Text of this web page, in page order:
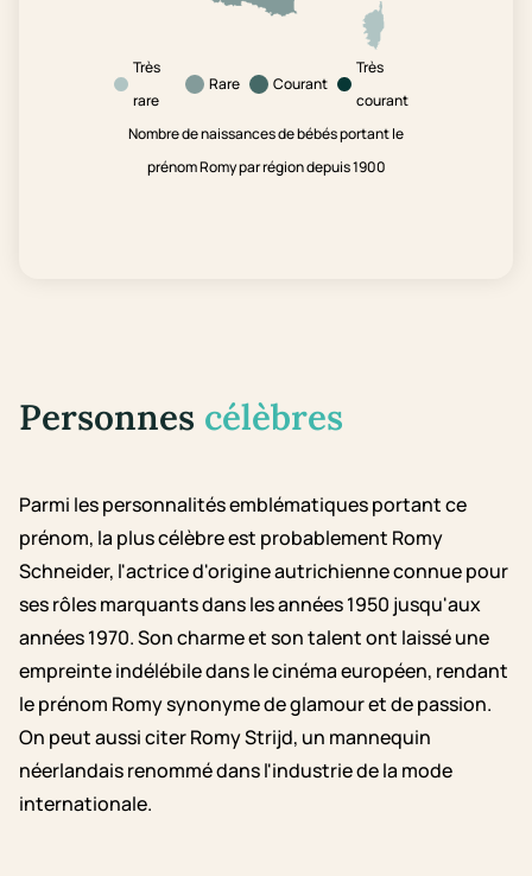
Très
rare
Rare Courant
Très
courant
Nombre de naissances de bébés portant le
prénom Romy par région depuis 1900
Personnes célèbres
Parmi les personnalités emblématiques portant ce
prénom, la plus célèbre est probablement Romy
Schneider, l'actrice d'origine autrichienne connue pour
ses rôles marquants dans les années 1950 jusqu'aux
années 1970. Son charme et son talent ont laissé une
empreinte indélébile dans le cinéma européen, rendant
le prénom Romy synonyme de glamour et de passion.
On peut aussi citer Romy Strijd, un mannequin
néerlandais renommé dans l'industrie de la mode
internationale.